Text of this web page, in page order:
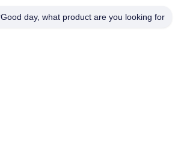
Good day, what product are you looking for?